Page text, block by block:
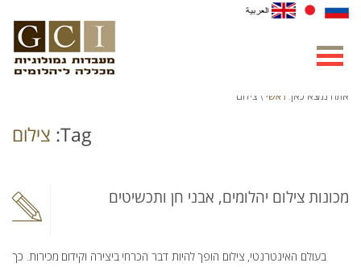
Tag: צילום
אתה נמצא כאן: ראשי \ צילום
מכונות צילום יהלומים, אבני חן ותכשיטים
בעולם האינטרנטי, צילום הופך להיות דבר הכרחי ביצירה וקידום מכירות. כך